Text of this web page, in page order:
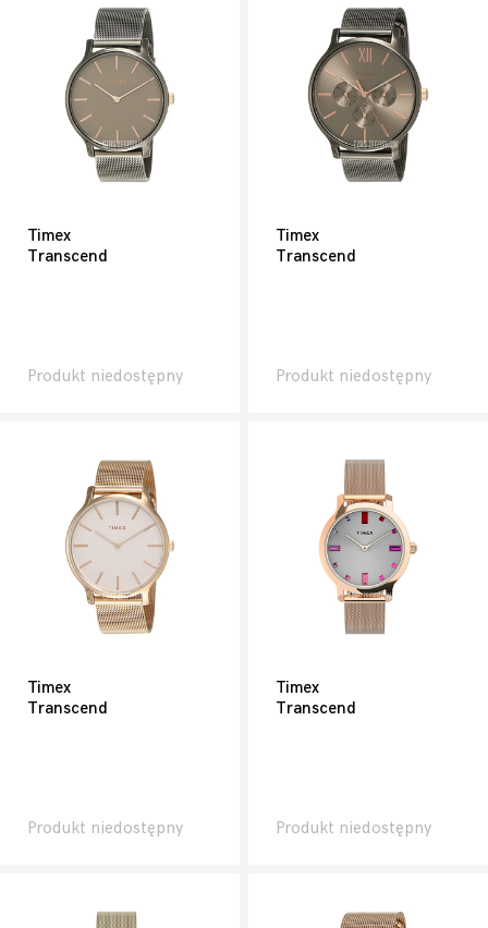
Timex
Transcend
Produkt niedostępny
Timex
Transcend
Produkt niedostępny
Timex
Transcend
Produkt niedostępny
Timex
Transcend
Produkt niedostępny